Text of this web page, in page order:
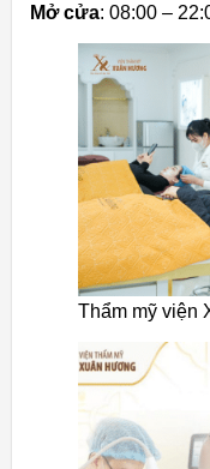
Mở cửa: 08:00 –
Thẩm mỹ viện